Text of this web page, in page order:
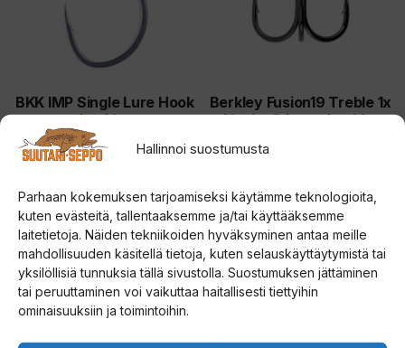
Hallinnoi suostumusta
Parhaan kokemuksen tarjoamiseksi käytämme teknologioita,
kuten evästeitä, tallentaaksemme ja/tai käyttääksemme
laitetietoja. Näiden tekniikoiden hyväksyminen antaa meille
mahdollisuuden käsitellä tietoja, kuten selauskäyttäytymistä tai
yksilöllisiä tunnuksia tällä sivustolla. Suostumuksen jättäminen
tai peruuttaminen voi vaikuttaa haitallisesti tiettyihin
ominaisuuksiin ja toimintoihin.
BKK IMP Single Lure Hook
koukku
5.00
Valitse vaihtoehdoista
muunnelma.
tuotteen
sivulla.
Berkley Fusion19 Treble 1x
Hooks 3-haarakoukku
s
ä
Valitse vaihtoehdoista
muunnelma.
tuotteen
Search